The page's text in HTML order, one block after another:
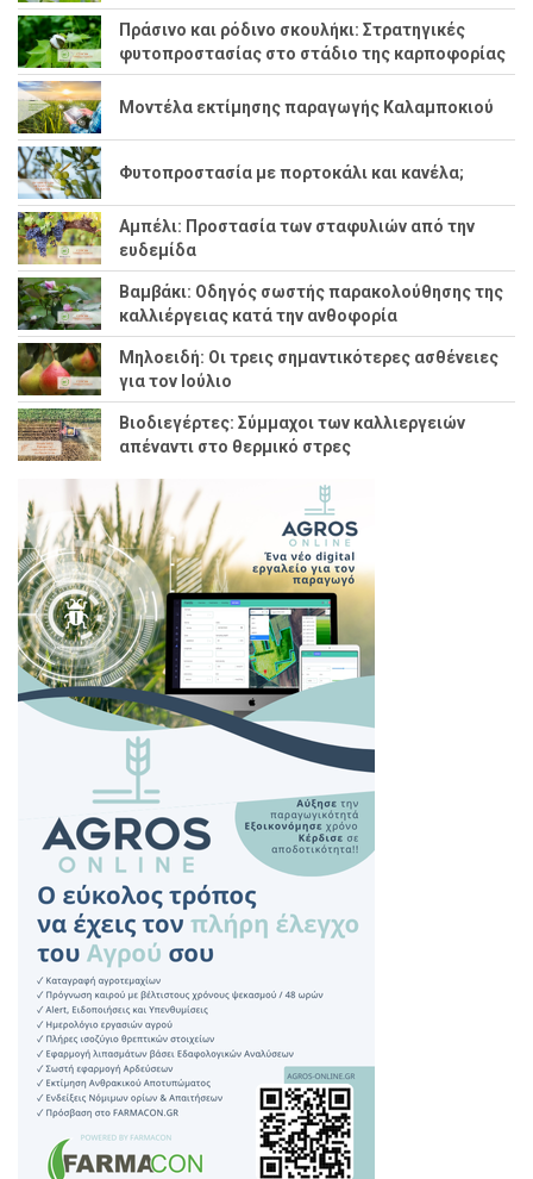
Πράσινο και ρόδινο σκουλήκι: Στρατηγικές
φυτοπροστασίας στο στάδιο της καρποφορίας
Μοντέλα εκτίμησης παραγωγής Καλαμποκιού
Φυτοπροστασία με πορτοκάλι και κανέλα;
Αμπέλι: Προστασία των σταφυλιών από την
ευδεμίδα
Βαμβάκι: Οδηγός σωστής παρακολούθησης της
καλλιέργειας κατά την ανθοφορία
Μηλοειδή: Οι τρεις σημαντικότερες ασθένειες
για τον Ιούλιο
Βιοδιεγέρτες: Σύμμαχοι των καλλιεργειών
απέναντι στο θερμικό στρες